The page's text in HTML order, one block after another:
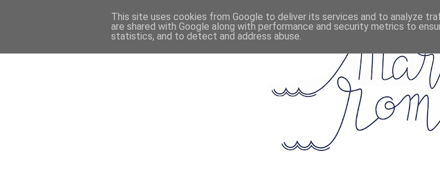
This site uses cookies from Google to deliver its services and to analyze
are shared with Google along with performance and security metrics to
statistics, and to detect and address abuse.